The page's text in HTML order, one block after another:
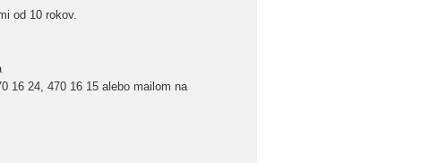
od 10 rokov.
16 24, 470 16 15 alebo mailom na